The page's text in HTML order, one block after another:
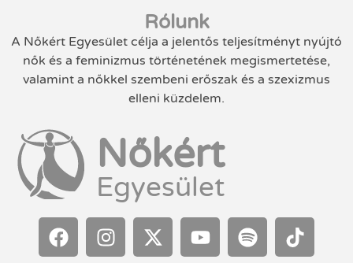
Rólunk
A Nőkért Egyesület célja a jelentős teljesítményt nyújtó
nők és a feminizmus történetének megismertetése,
valamint a nőkkel szembeni erőszak és a szexizmus
elleni küzdelem.
Nőkért
Egyesület